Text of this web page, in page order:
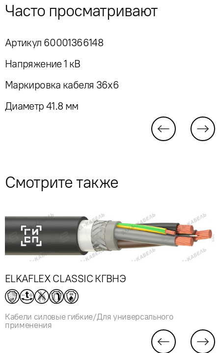
Часто просматривают
Артикул 60001366148
Напряжение 1 кВ
Маркировка кабеля 36x6
Диаметр 41.8 мм
Смотрите также
ELKAFLEX CLASSIC КГВНЭ
Кабели силовые гибкие/Для универсального
применения